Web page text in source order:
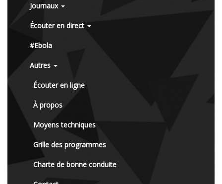
Journaux
Écouter en direct
#Ebola
Autres
Écouter en ligne
À propos
Moyens techniques
Grille des programmes
Charte de bonne conduite